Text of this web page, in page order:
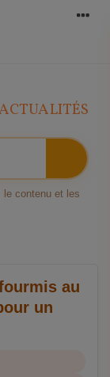
contenu et les
au
un